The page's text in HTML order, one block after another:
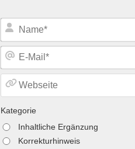
Kategorie
Inhaltliche Ergänzung
Korrekturhinweis